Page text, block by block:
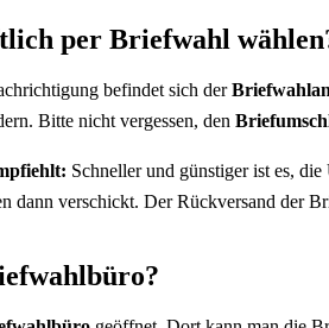
per Briefwahl
befindet sich der
Bitte nicht vergessen, den
Schneller und günstiger ist es, die
dann verschickt. Der Rückversand der